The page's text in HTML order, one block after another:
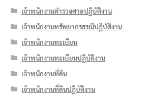
เจ้าพนักงานตำรวจศาลปฏิบัติงาน
เจ้าพนักงานทรัพยากรธรณีปฏิบัติงาน
เจ้าพนักงานทะเบียน
เจ้าพนักงานทะเบียนปฏิบัติงาน
เจ้าพนักงานที่ดิน
เจ้าพนักงานที่ดินปฏิบัติงาน